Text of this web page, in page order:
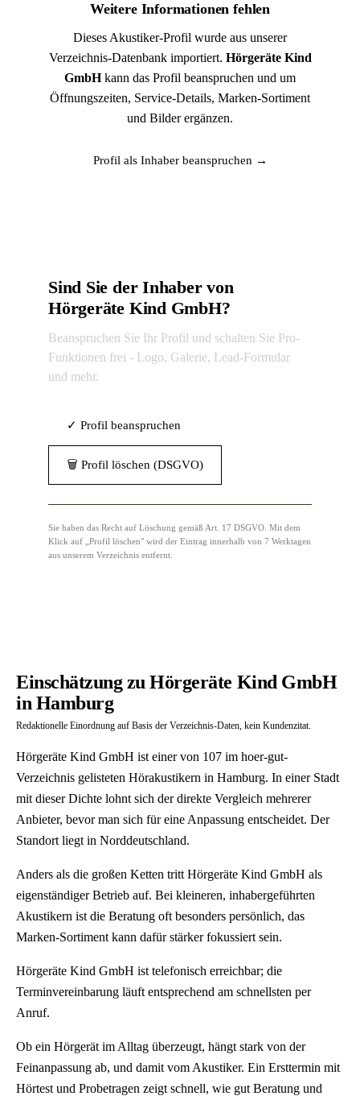
Weitere Informationen fehlen
Dieses Akustiker-Profil wurde aus unserer
Verzeichnis-Datenbank importiert. Hörgeräte Kind
GmbHkann das Profil beanspruchen und um
Öffnungszeiten, Service-Details, Marken-Sortiment
und Bilder ergänzen.
Profil als Inhaber beanspruchen →
Sind Sie der Inhaber von
Hörgeräte Kind GmbH?
Beanspruchen Sie Ihr Profil und schalten Sie Pro-
Funktionen frei - Logo, Galerie, Lead-Formular
und mehr.
✓ Profil beanspruchen
🗑 Profil löschen (DSGVO)
Sie haben das Recht auf Löschung gemäß Art. 17 DSGVO. Mit dem
Klick auf „Profil löschen" wird der Eintrag innerhalb von 7 Werktagen
aus unserem Verzeichnis entfernt.
Einschätzung zu Hörgeräte Kind GmbH
in Hamburg
Redaktionelle Einordnung auf Basis der Verzeichnis-Daten, kein Kundenzitat.
Hörgeräte Kind GmbH ist einer von 107 im hoer-gut-
Verzeichnis gelisteten Hörakustikern in Hamburg. In einer Stadt
mit dieser Dichte lohnt sich der direkte Vergleich mehrerer
Anbieter, bevor man sich für eine Anpassung entscheidet. Der
Standort liegt in Norddeutschland.
Anders als die großen Ketten tritt Hörgeräte Kind GmbH als
eigenständiger Betrieb auf. Bei kleineren, inhabergeführten
Akustikern ist die Beratung oft besonders persönlich, das
Marken-Sortiment kann dafür stärker fokussiert sein.
Hörgeräte Kind GmbH ist telefonisch erreichbar; die
Terminvereinbarung läuft entsprechend am schnellsten per
Anruf.
Ob ein Hörgerät im Alltag überzeugt, hängt stark von der
Feinanpassung ab, und damit vom Akustiker. Ein Ersttermin mit
Hörtest und Probetragen zeigt schnell, wie gut Beratung und